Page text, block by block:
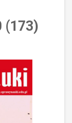
(173)